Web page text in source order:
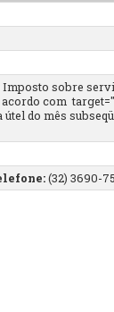
sobre
com
do mês
(32) 3690-